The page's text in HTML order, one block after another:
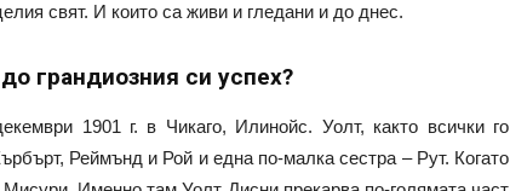
свят. И които са живи и гледани и до днес.
грандиозния си успех?
1901 г. в Чикаго, Илинойс. Уолт, както всички го
Реймънд и Рой и една по-малка сестра – Рут. Когато